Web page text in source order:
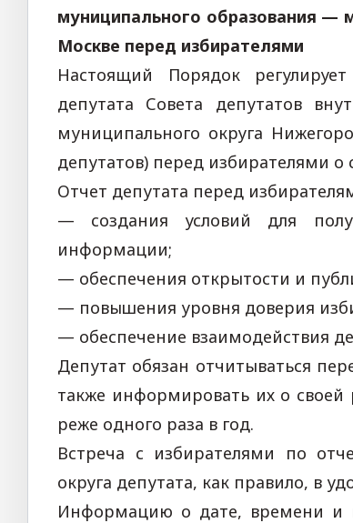
муниципального образования —
Москве перед избирателями
Настоящий Порядок
депутата Совета депутатов
муниципального округа
депутатов) перед избирателями о
Отчет депутата перед
— создания условий для
информации;
— обеспечения открытости и
— повышения уровня доверия
— обеспечение взаимодействия
Депутат обязан отчитываться
также информировать их о
реже одного раза в год.
Встреча с избирателями по
округа депутата, как правило, в
Информацию о дате, времени и